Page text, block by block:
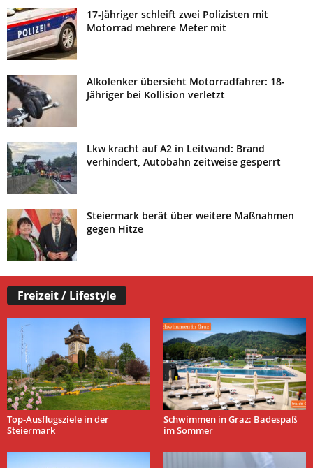
17-Jähriger schleift zwei Polizisten mit
Motorrad mehrere Meter mit
Alkolenker übersieht Motorradfahrer: 18-
Jähriger bei Kollision verletzt
Lkw kracht auf A2 in Leitwand: Brand
verhindert, Autobahn zeitweise gesperrt
Steiermark berät über weitere Maßnahmen
gegen Hitze
Freizeit / Lifestyle
Top-Ausflugsziele in der
Steiermark
Schwimmen in Graz: Badespaß
im Sommer